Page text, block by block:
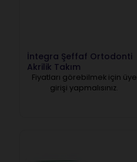
İntegra Şeffaf Ortodonti
Akrilik Takım
Fiyatları görebilmek için üye
girişi yapmalısınız.